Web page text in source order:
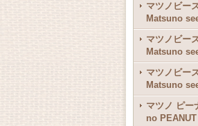
マツノビー
Matsuno
マツノビー
Matsuno
マツノビー
Matsuno
マツノ ピー
no